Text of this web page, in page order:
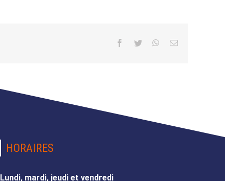
Facebook
Twitter WhatsApp
Email
HORAIRES
Lundi, mardi, jeudi et vendredi